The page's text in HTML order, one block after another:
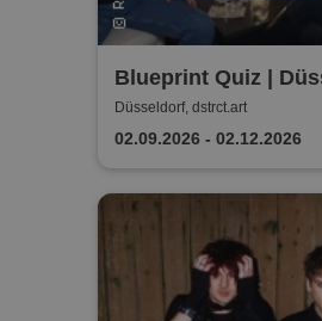
Blueprint Quiz |
Düsseldorf, dstrct.art
02.09.2026 - 02.12.2026